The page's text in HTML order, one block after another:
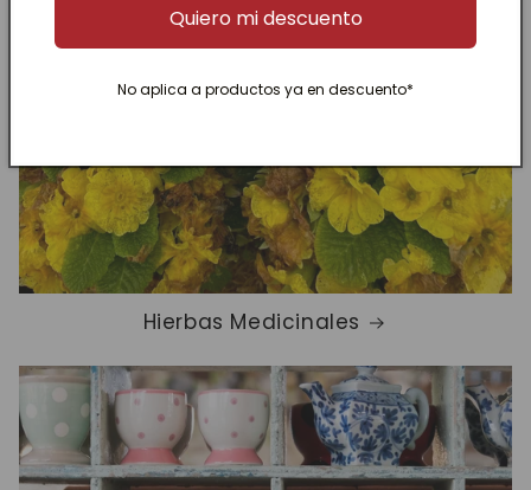
Hierbas Medicinales
Quiero mi descuento
No aplica a productos ya en descuento*